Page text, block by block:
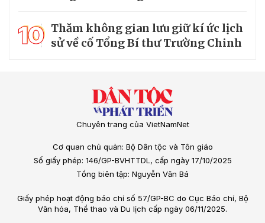
10 Thăm không gian lưu giữ kí ức lịch
sử về cố Tổng Bí thư Trường Chinh
Chuyên trang của VietNamNet
Cơ quan chủ quản: Bộ Dân tộc và Tôn giáo
Số giấy phép: 146/GP-BVHTTDL, cấp ngày 17/10/2025
Tổng biên tập: Nguyễn Văn Bá
Giấy phép hoạt động báo chí số 57/GP-BC do Cục Báo chí, Bộ
Văn hóa, Thể thao và Du lịch cấp ngày 06/11/2025.